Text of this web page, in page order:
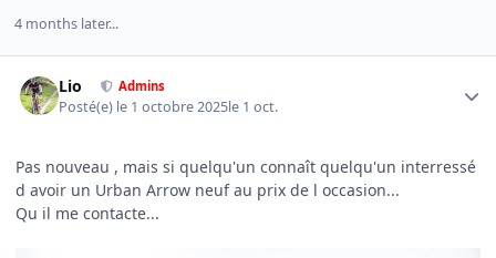
4 months later...
Lio Admins
Posté(e) le 1 octobre 2025le 1 oct.
Pas nouveau , mais si quelqu'un connaît quelqu'un interressé
d avoir un Urban Arrow neuf au prix de l occasion...
Qu il me contacte...